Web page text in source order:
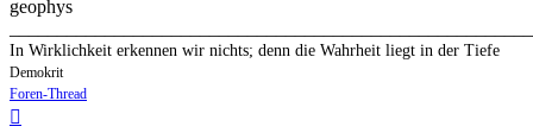
geophys
In Wirklichkeit erkennen wir nichts; denn die Wahrheit liegt in der Tiefe
Demokrit
Foren-Thread